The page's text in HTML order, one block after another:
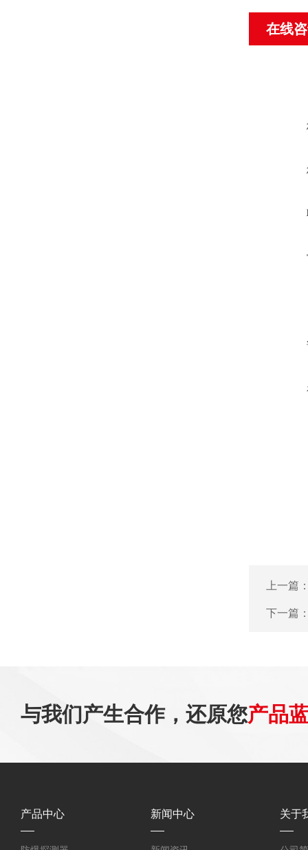
在线
上一篇
下一篇
与我们产生合作，还原您产品
产品中心 新闻中心 关于